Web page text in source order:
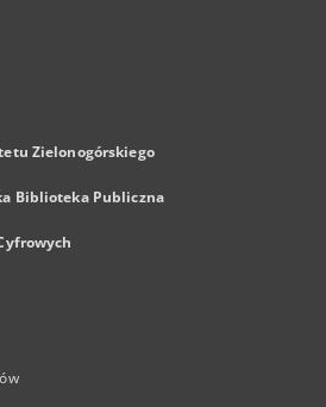
Zielonogórskiego
Biblioteka Publiczna